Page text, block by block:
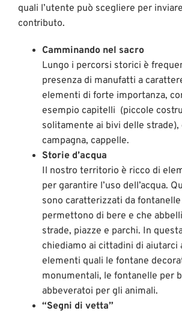
quali l’utente può scegliere per
contributo.
Camminando nel sacro
Lungo i percorsi storici è
presenza di manufatti a
elementi di forte importanza,
esempio capitelli (piccole
solitamente ai bivi delle strade),
campagna, cappelle.
Storie d’acqua
Il nostro territorio è ricco di
per garantire l’uso dell’acqua.
sono caratterizzati da
permettono di bere e che
strade, piazze e parchi. In
chiediamo ai cittadini di aiutarci
elementi quali le fontane
monumentali, le fontanelle per
abbeveratoi per gli animali.
“Segni di vetta”